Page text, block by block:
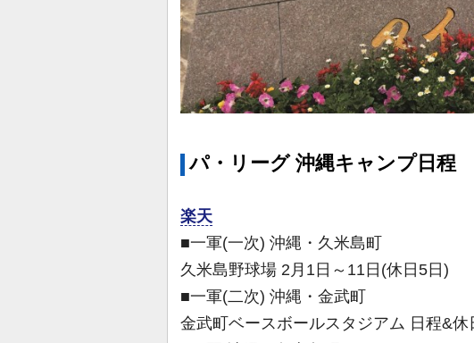
パ・リーグ 沖縄キャンプ日程
楽天
■一軍(一次) 沖縄・久米島町
久米島野球場 2月1日～11日(休日5日)
■一軍(二次) 沖縄・金武町
金武町ベースボールスタジアム 日程&休